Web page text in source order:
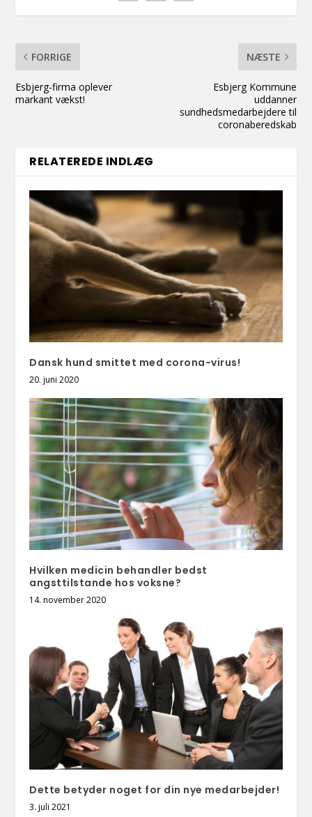
FORRIGE
Esbjerg-firma oplever
markant vækst!
NÆSTE
Esbjerg Kommune
uddanner
sundhedsmedarbejdere til
coronaberedskab
RELATEREDE INDLÆG
Dansk hund smittet med corona-virus!
20. juni 2020
Hvilken medicin behandler bedst
angsttilstande hos voksne?
14. november 2020
Dette betyder noget for din nye medarbejder!
3. juli 2021